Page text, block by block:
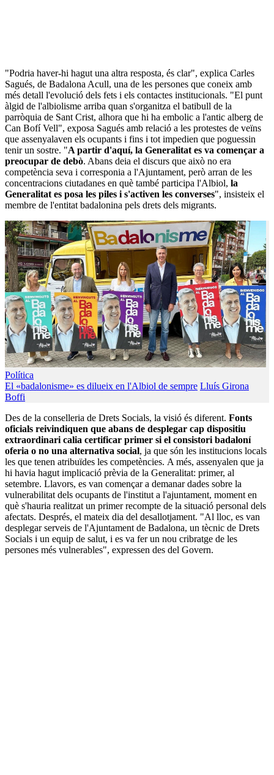
"Podria haver-hi hagut una altra resposta, és clar", explica Carles
Sagués, de Badalona Acull, una de les persones que coneix amb
més detall l'evolució dels fets i els contactes institucionals. "El punt
àlgid de l'albiolisme arriba quan s'organitza el batibull de la
parròquia de Sant Crist, alhora que hi ha embolic a l'antic alberg de
Can Bofí Vell", exposa Sagués amb relació a les protestes de veïns
que assenyalaven els ocupants i fins i tot impedien que poguessin
tenir un sostre. "A partir d'aquí, la Generalitat es va començar a
preocupar de debò. Abans deia el discurs que això no era
competència seva i corresponia a l'Ajuntament, però arran de les
concentracions ciutadanes en què també participa l'Albiol, la
Generalitat es posa les piles i s'activen les converses", insisteix el
membre de l'entitat badalonina pels drets dels migrants.
Política
El «badalonisme» es dilueix en l'Albiol de sempre Lluís Girona
Boffi
Des de la conselleria de Drets Socials, la visió és diferent. Fonts
oficials reivindiquen que abans de desplegar cap dispositiu
extraordinari calia certificar primer si el consistori badaloní
oferia o no una alternativa social, ja que són les institucions locals
les que tenen atribuïdes les competències. A més, assenyalen que ja
hi havia hagut implicació prèvia de la Generalitat: primer, al
setembre. Llavors, es van començar a demanar dades sobre la
vulnerabilitat dels ocupants de l'institut a l'ajuntament, moment en
què s'hauria realitzat un primer recompte de la situació personal dels
afectats. Després, el mateix dia del desallotjament. "Al lloc, es van
desplegar serveis de l'Ajuntament de Badalona, un tècnic de Drets
Socials i un equip de salut, i es va fer un nou cribratge de les
persones més vulnerables", expressen des del Govern.